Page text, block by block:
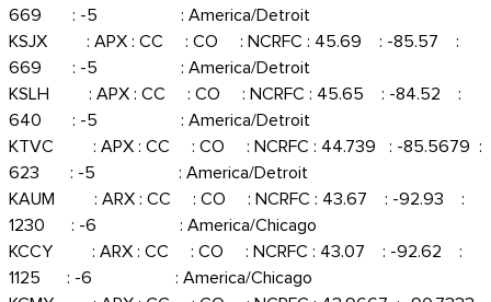
669 : -5 : America/Detroit
KSJX : APX : CC : CO : NCRFC : 45.69 : -85.57 :
669 : -5 : America/Detroit
KSLH : APX : CC : CO : NCRFC : 45.65 : -84.52 :
640 : -5 : America/Detroit
KTVC : APX : CC : CO : NCRFC : 44.739 : -85.5679 :
623 : -5 : America/Detroit
KAUM : ARX : CC : CO : NCRFC : 43.67 : -92.93 :
1230 : -6 : America/Chicago
KCCY : ARX : CC : CO : NCRFC : 43.07 : -92.62 :
1125 : -6 : America/Chicago